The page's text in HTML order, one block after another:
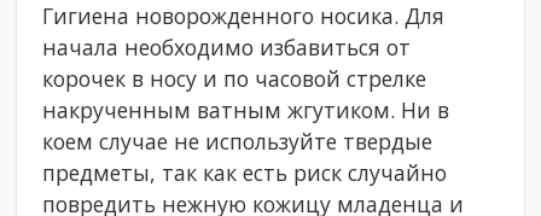
Гигиена новорожденного носика. Для
начала необходимо избавиться от
корочек в носу и по часовой стрелке
накрученным ватным жгутиком. Ни в
коем случае не используйте твердые
предметы, так как есть риск случайно
повредить нежную кожицу младенца и